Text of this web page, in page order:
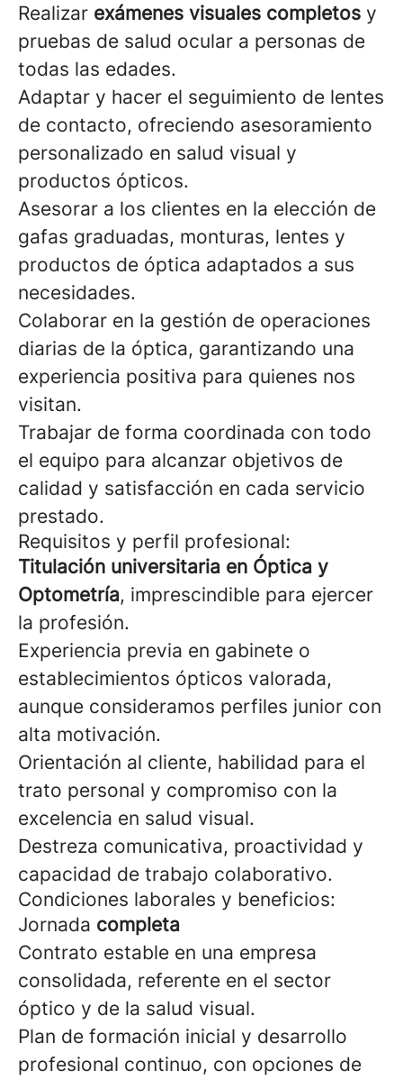
Realizar exámenes visuales completos y
pruebas de salud ocular a personas de
todas las edades.
Adaptar y hacer el seguimiento de lentes
de contacto, ofreciendo asesoramiento
personalizado en salud visual y
productos ópticos.
Asesorar a los clientes en la elección de
gafas graduadas, monturas, lentes y
productos de óptica adaptados a sus
necesidades.
Colaborar en la gestión de operaciones
diarias de la óptica, garantizando una
experiencia positiva para quienes nos
visitan.
Trabajar de forma coordinada con todo
el equipo para alcanzar objetivos de
calidad y satisfacción en cada servicio
prestado.
Requisitos y perfil profesional:
Titulación universitaria en Óptica y
Optometría, imprescindible para ejercer
la profesión.
Experiencia previa en gabinete o
establecimientos ópticos valorada,
aunque consideramos perfiles junior con
alta motivación.
Orientación al cliente, habilidad para el
trato personal y compromiso con la
excelencia en salud visual.
Destreza comunicativa, proactividad y
capacidad de trabajo colaborativo.
Condiciones laborales y beneficios:
Jornada completa
Contrato estable en una empresa
consolidada, referente en el sector
óptico y de la salud visual.
Plan de formación inicial y desarrollo
profesional continuo, con opciones de